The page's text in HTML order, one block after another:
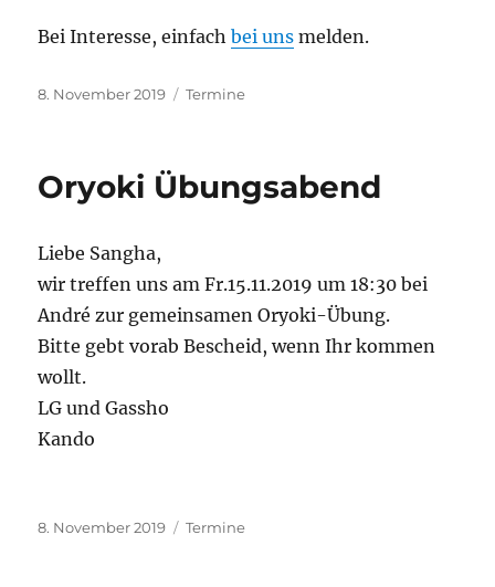
Bei Interesse, einfachbei uns melden.
Veröffentlicht
8. November 2019 Kategorien
Termine
Oryoki Übungsabend
Liebe Sangha,
wir treffen uns am Fr.15.11.2019 um 18:30 bei
André zur gemeinsamen Oryoki-Übung.
Bitte gebt vorab Bescheid, wenn Ihr kommen
wollt.
LG und Gassho
Kando
Veröffentlicht
8. November 2019 Kategorien
Termine